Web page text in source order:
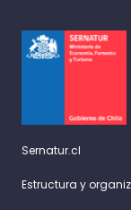
Sernatur.cl
Estructura y